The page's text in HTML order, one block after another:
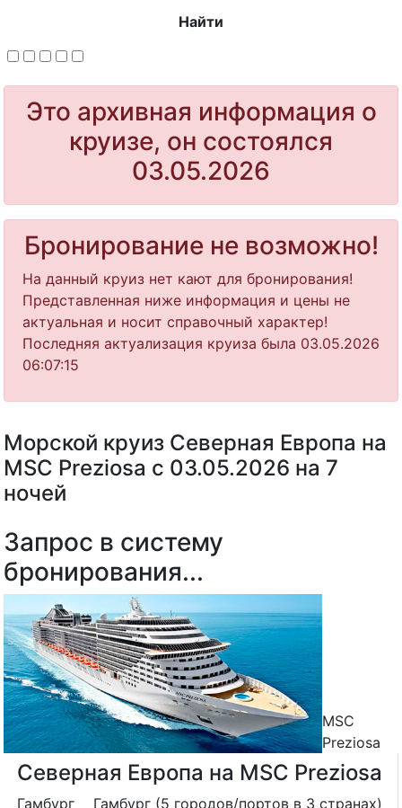
Найти
Это архивная информация о
круизе, он состоялся
03.05.2026
Бронирование не возможно!
На данный круиз нет кают для бронирования!
Представленная ниже информация и цены не
актуальная и носит справочный характер!
Последняя актуализация круиза была 03.05.2026
06:07:15
Морской круиз Северная Европа на
MSC Preziosa с 03.05.2026 на 7
ночей
MSC
Preziosa
Северная Европа на MSC Preziosa
Гамбург Гамбург (5 городов/портов в 3 странах)
Запрос в систему
бронирования...